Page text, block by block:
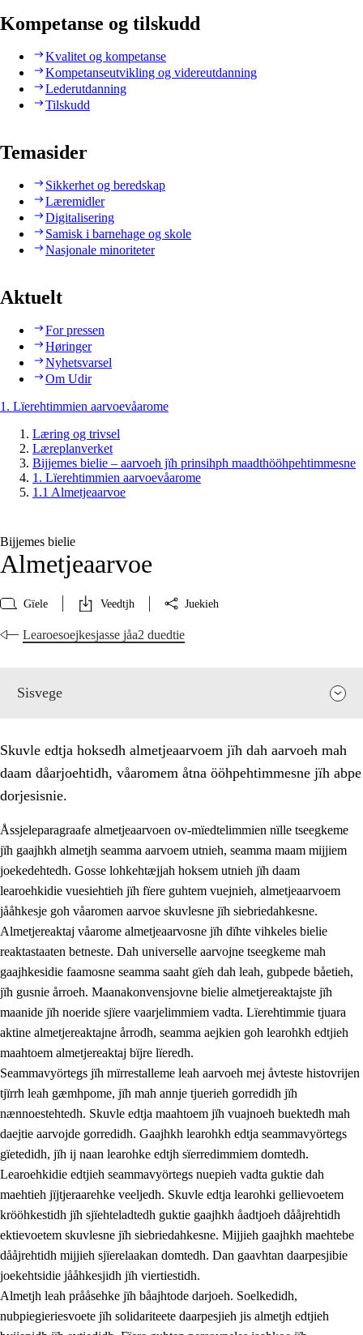
Kompetanse og tilskudd
Kvalitet og kompetanse
Kompetanseutvikling og videreutdanning
Lederutdanning
Tilskudd
Temasider
Sikkerhet og beredskap
Læremidler
Digitalisering
Samisk i barnehage og skole
Nasjonale minoriteter
Aktuelt
For pressen
Høringer
Nyhetsvarsel
Om Udir
1. Lïerehtimmien aarvoevåarome
Læring og trivsel
Læreplanverket
Bijjemes bielie – aarvoeh jïh prinsihph maadthööhpehtimmesne
1. Lïerehtimmien aarvoevåarome
1.1 Almetjeaarvoe
Bijjemes bielie
Almetjeaarvoe
Gïele Veedtjh Juekieh
Learoesoejkesjasse jåa2 duedtie
Sisvege
1. Lïerehtimmien aarvoevåarome
1.1 Almetjeaarvoe
1.2 Identiteete jïh kulturellen gellievoete
1.3 Laejhtehks ussjedimmie jïh etihkeles vuajnoe
1.4
Skaepiedimmievoeteaavoe, eadtjohkevoete jïh
goerehtimmievæljoe
1.5 Eatnemem krööhkestidh jïh byjresegoerkesevoete
1.6 Demokratije jïh meatanårrome
Skuvle edtja hoksedh almetjeaarvoem jïh dah aarvoeh mah
daam dåarjoehtidh, våaromem åtna ööhpehtimmesne jïh abpe
dorjesisnie.
Åssjeleparagraafe almetjeaarvoen ov-mïedtelimmien nïlle tseegkeme
jïh gaajhkh almetjh seamma aarvoem utnieh, seamma maam mijjiem
joekedehtedh. Gosse lohkehtæjjah hoksem utnieh jïh daam
learoehkidie vuesiehtieh jïh fïere guhtem vuejnieh, almetjeaarvoem
jååhkesje goh våaromen aarvoe skuvlesne jïh siebriedahkesne.
Almetjereaktaj våarome almetjeaarvosne jïh dïhte vihkeles bielie
reaktastaaten betneste. Dah universelle aarvojne tseegkeme mah
gaajhkesidie faamosne seamma saaht gïeh dah leah, gubpede båetieh,
jïh gusnie årroeh. Maanakonvensjovne bielie almetjereaktajste jïh
maanide jïh noeride sjïere vaarjelimmiem vadta. Lïerehtimmie tjuara
aktine almetjereaktajne årrodh, seamma aejkien goh learohkh edtjieh
maahtoem almetjereaktaj bïjre lïeredh.
Seammavyörtegs jïh mïrrestalleme leah aarvoeh mej åvteste histovrijen
tjïrrh leah gæmhpome, jïh mah annje tjuerieh gorredidh jïh
nænnoestehtedh. Skuvle edtja maahtoem jïh vuajnoeh buektedh mah
daejtie aarvojde gorredidh. Gaajhkh learohkh edtja seammavyörtegs
gïetedidh, jïh ij naan learohke edtjh sïerredimmiem domtedh.
Learoehkidie edtjieh seammavyörtegs nuepieh vadta guktie dah
maehtieh jïjtjeraarehke veeljedh. Skuvle edtja learohki gellievoetem
krööhkestidh jïh sjïehteladtedh guktie gaajhkh åadtjoeh dååjrehtidh
ektievoetem skuvlesne jïh siebriedahkesne. Mijjieh gaajhkh maehtebe
dååjrehtidh mijjieh sjïerelaakan domtedh. Dan gaavhtan daarpesjibie
joekehtsidie jååhkesjidh jïh viertiestidh.
Almetjh leah prååsehke jïh båajhtode darjoeh. Soelkedidh,
nubpiegieriesvoete jïh solidariteete daarpesjieh jis almetjh edtjieh